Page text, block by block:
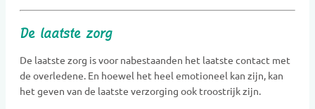
De laatste zorg
De laatste zorg is voor nabestaanden het laatste contact met
de overledene. En hoewel het heel emotioneel kan zijn, kan
het geven van de laatste verzorging ook troostrijk zijn.